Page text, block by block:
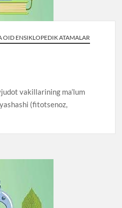
ENSIKLOPEDIK ATAMALAR
vakillarining ma’lum
(fitotsenoz,